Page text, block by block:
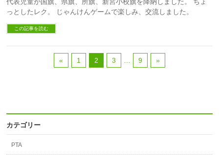
っとしたレク。 じゃんけんゲームで楽しみ、交流しました。
この記事を読む
« 1 2 3 9 »
カテゴリー
PTA